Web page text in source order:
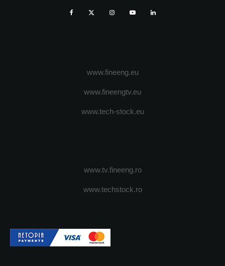
www.fineeng.eu
www.fineengtv.eu
www.tech-stock.eu
www.tv.fineeng.ro
www.techstock.ro